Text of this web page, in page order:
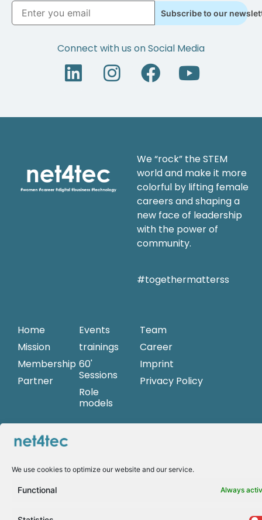
We use cookies to optimize our website and our service.
Functional Always
Subscribe to our
Connect with us on Social Media
We “rock” the STEM
world and make it more
colorful by lifting female
careers and shaping a
new face of leadership
with the power of
community.
#togethermatterss
Home
Mission
Membership
Partner
Events
trainings
60'
Sessions
Role
models
Team
Career
Imprint
Privacy Policy
Merayo